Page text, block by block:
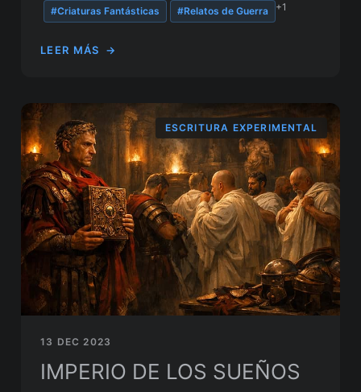
#Criaturas Fantásticas #Relatos de Guerra +1
LEER MÁS →
ESCRITURA EXPERIMENTAL
13 DEC 2023
IMPERIO DE LOS SUEÑOS